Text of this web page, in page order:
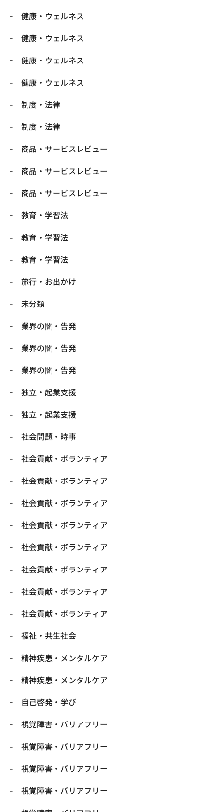
健康・ウェルネス
健康・ウェルネス
健康・ウェルネス
健康・ウェルネス
制度・法律
制度・法律
商品・サービスレビュー
商品・サービスレビュー
商品・サービスレビュー
教育・学習法
教育・学習法
教育・学習法
旅行・お出かけ
未分類
業界の闇・告発
業界の闇・告発
業界の闇・告発
独立・起業支援
独立・起業支援
社会問題・時事
社会貢献・ボランティア
社会貢献・ボランティア
社会貢献・ボランティア
社会貢献・ボランティア
社会貢献・ボランティア
社会貢献・ボランティア
社会貢献・ボランティア
社会貢献・ボランティア
福祉・共生社会
精神疾患・メンタルケア
精神疾患・メンタルケア
自己啓発・学び
視覚障害・バリアフリー
視覚障害・バリアフリー
視覚障害・バリアフリー
視覚障害・バリアフリー